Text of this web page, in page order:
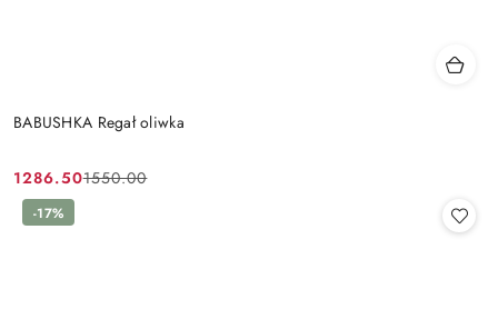
BABUSHKA Regał oliwka
Cena
promocyjna:
1286.50
Cena
przed
1550.00
-17%